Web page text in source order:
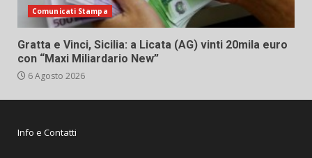
Comunicati Stampa
Gratta e Vinci, Sicilia: a Licata (AG) vinti 20mila euro
con “Maxi Miliardario New”
6 Agosto 2026
Info e Contatti